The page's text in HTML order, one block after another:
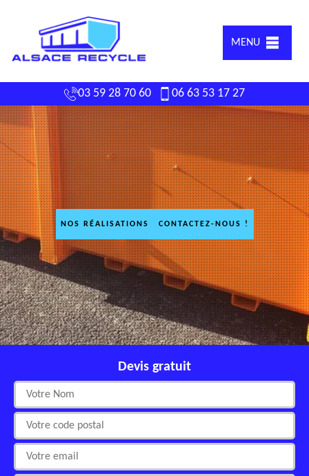
MENU
03 59 28 70 60 06 63 53 17 27
NOS RÉALISATIONS CONTACTEZ-NOUS !
Devis gratuit